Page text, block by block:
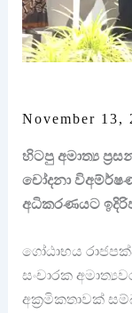
November 13,
හිටපු අමාත්‍ය
චෝදනා
අධිකරණයට
ගෝඨාභය
සංචාරක
අක්‍රමිකතාවක්